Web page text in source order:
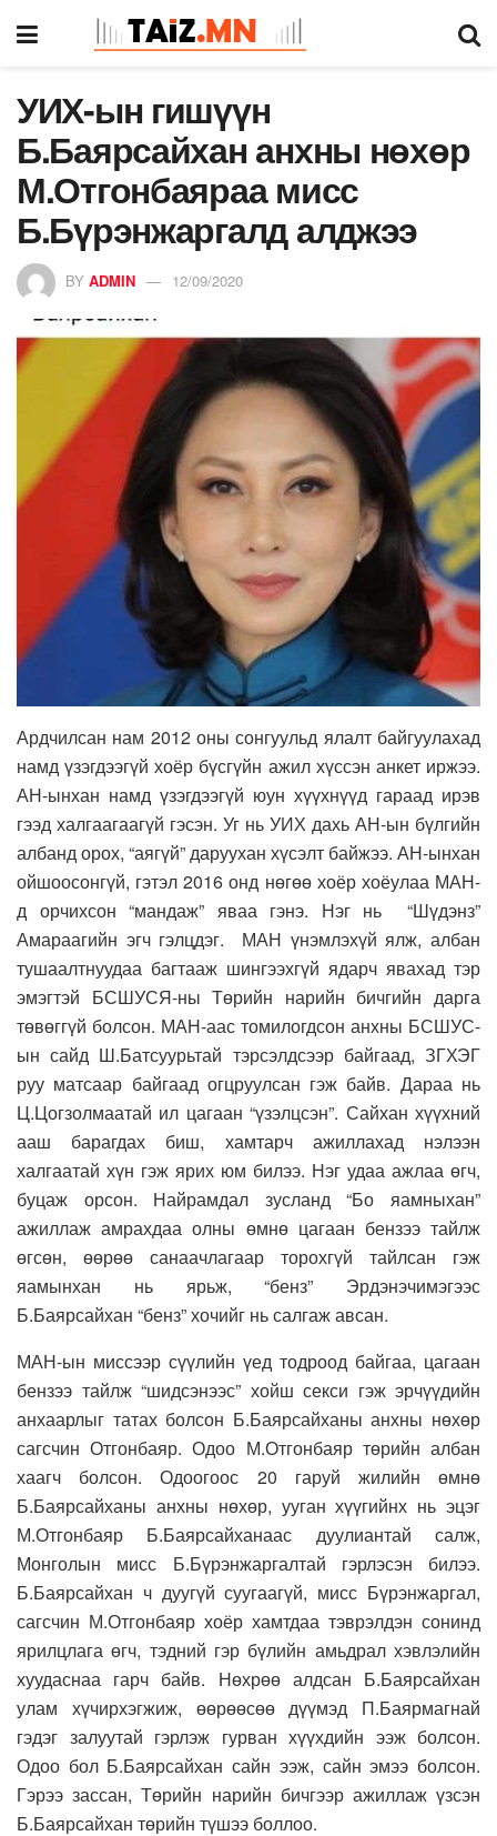
УИХ-ын гишүүн
Б.Баярсайхан анхны нөхөр
М.Отгонбаяраа мисс
Б.Бүрэнжаргалд алджээ
BY ADMIN 12/09/2020
Ардчилсан нам 2012 оны сонгуульд ялалт байгуулахад
намд үзэгдээгүй хоёр бүсгүйн ажил хүссэн анкет иржээ.
АН-ынхан намд үзэгдээгүй юун хүүхнүүд гараад ирэв
гээд халгаагаагүй гэсэн. Уг нь УИХ дахь АН-ын бүлгийн
албанд орох, “аягүй” даруухан хүсэлт байжээ. АН-ынхан
ойшоосонгүй, гэтэл 2016 онд нөгөө хоёр хоёулаа МАН-
д орчихсон “мандаж” яваа гэнэ. Нэг нь “Шүдэнз”
Амараагийн эгч гэлцдэг. МАН үнэмлэхүй ялж, албан
тушаалтнуудаа багтааж шингээхгүй ядарч явахад тэр
эмэгтэй БСШУСЯ-ны Төрийн нарийн бичгийн дарга
төвөггүй болсон. МАН-аас томилогдсон анхны БСШУС-
ын сайд Ш.Батсуурьтай тэрсэлдсээр байгаад, ЗГХЭГ
руу матсаар байгаад огцруулсан гэж байв. Дараа нь
Ц.Цогзолмаатай ил цагаан “үзэлцсэн”. Сайхан хүүхний
ааш барагдах биш, хамтарч ажиллахад нэлээн
халгаатай хүн гэж ярих юм билээ. Нэг удаа ажлаа өгч,
буцаж орсон. Найрамдал зусланд “Бо яамныхан”
ажиллаж амрахдаа олны өмнө цагаан бензээ тайлж
өгсөн, өөрөө санаачлагаар торохгүй тайлсан гэж
яамынхан нь ярьж, “бенз” Эрдэнэчимэгээс
Б.Баярсайхан “бенз” хочийг нь салгаж авсан.
МАН-ын миссээр сүүлийн үед тодроод байгаа, цагаан
бензээ тайлж “шидсэнээс” хойш секси гэж эрчүүдийн
анхаарлыг татах болсон Б.Баярсайханы анхны нөхөр
сагсчин Отгонбаяр. Одоо М.Отгонбаяр төрийн албан
хаагч болсон. Одоогоос 20 гаруй жилийн өмнө
Б.Баярсайханы анхны нөхөр, ууган хүүгийнх нь эцэг
М.Отгонбаяр Б.Баярсайханаас дуулиантай салж,
Монголын мисс Б.Бүрэнжаргалтай гэрлэсэн билээ.
Б.Баярсайхан ч дуугүй суугаагүй, мисс Бүрэнжаргал,
сагсчин М.Отгонбаяр хоёр хамтдаа тэврэлдэн сонинд
ярилцлага өгч, тэдний гэр бүлийн амьдрал хэвлэлийн
хуудаснаа гарч байв. Нөхрөө алдсан Б.Баярсайхан
улам хүчирхэгжиж, өөрөөсөө дүүмэд П.Баярмагнай
гэдэг залуутай гэрлэж гурван хүүхдийн ээж болсон.
Одоо бол Б.Баярсайхан сайн ээж, сайн эмээ болсон.
Гэрээ зассан, Төрийн нарийн бичгээр ажиллаж үзсэн
Б.Баярсайхан төрийн түшээ боллоо.